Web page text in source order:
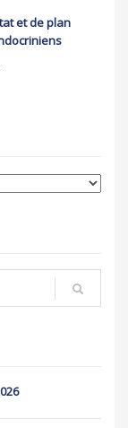
et de plan